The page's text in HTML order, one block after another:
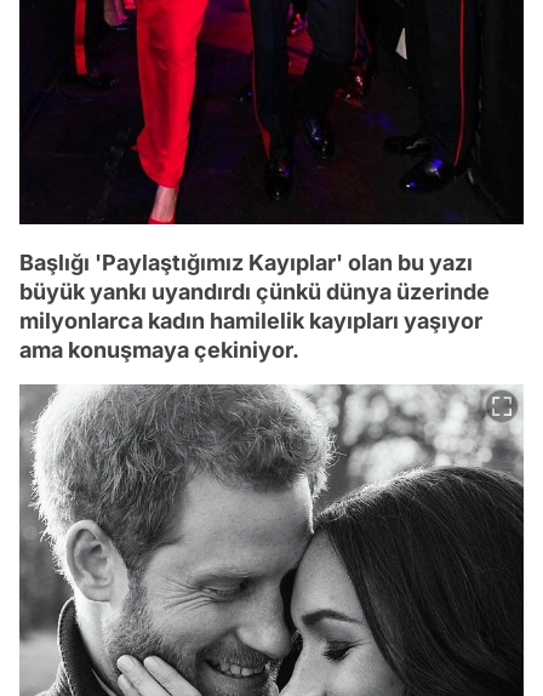
Başlığı 'Paylaştığımız Kayıplar' olan bu yazı
büyük yankı uyandırdı çünkü dünya üzerinde
milyonlarca kadın hamilelik kayıpları yaşıyor
ama konuşmaya çekiniyor.